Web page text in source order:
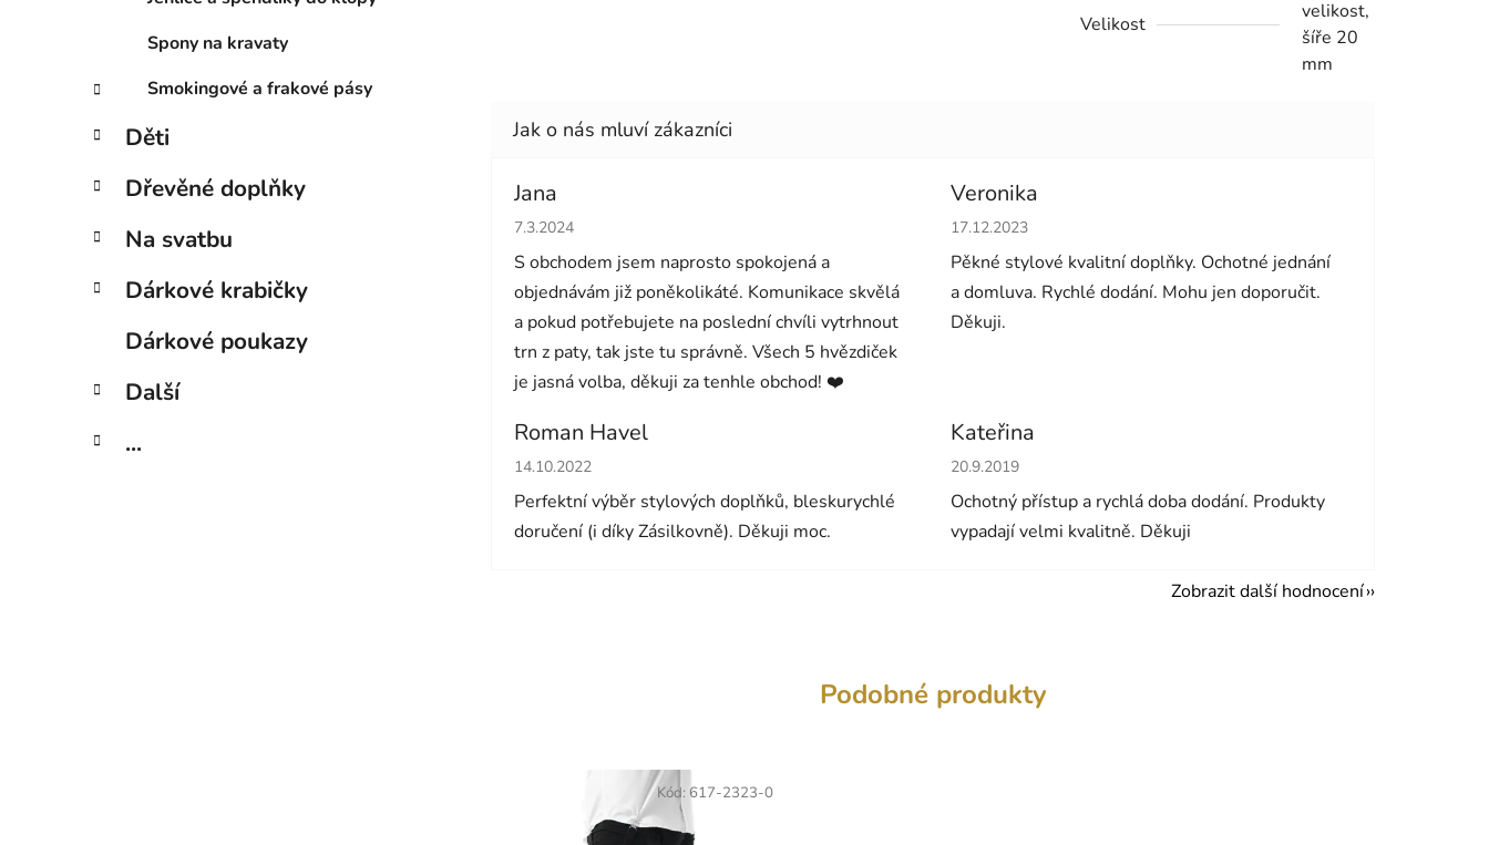
Spony na kravaty
Smokingové a frakové pásy
Děti
Dřevěné doplňky
Na svatbu
Dárkové krabičky
Dárkové poukazy
Další
...
Velikost
velikost,
šíře 20
mm
Jana
Hodnocení obchodu je 5 z 5 hvězdiček.
7.3.2024
S obchodem jsem naprosto spokojená a
objednávám již poněkolikáté. Komunikace skvělá
a pokud potřebujete na poslední chvíli vytrhnout
trn z paty, tak jste tu správně. Všech 5 hvězdiček
je jasná volba, děkuji za tenhle obchod! ❤️
Veronika
Hodnocení obchodu je 5 z 5 hvězdiček.
17.12.2023
Pěkné stylové kvalitní doplňky. Ochotné jednání
a domluva. Rychlé dodání. Mohu jen doporučit.
Děkuji.
Roman Havel
Hodnocení obchodu je 5 z 5 hvězdiček.
14.10.2022
Perfektní výběr stylových doplňků, bleskurychlé
doručení (i díky Zásilkovně). Děkuji moc.
Kateřina
Hodnocení obchodu je 5 z 5 hvězdiček.
20.9.2019
Ochotný přístup a rychlá doba dodání. Produkty
vypadají velmi kvalitně. Děkuji
Zobrazit další hodnocení
Podobné produkty
Kód: 617-2323-0